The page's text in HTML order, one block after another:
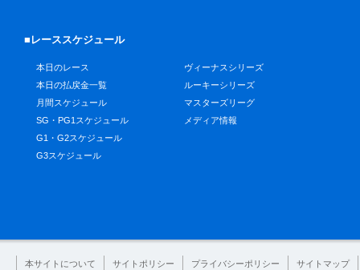
■レーススケジュール
本日のレース
本日の払戻金一覧
月間スケジュール
SG・PG1スケジュール
G1・G2スケジュール
G3スケジュール
ヴィーナスシリーズ
ルーキーシリーズ
マスターズリーグ
メディア情報
本サイトについて サイトポリシー プライバシーポリシー サイトマップ